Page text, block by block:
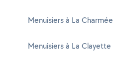
Menuisiers à La Charmée
Menuisiers à La Clayette